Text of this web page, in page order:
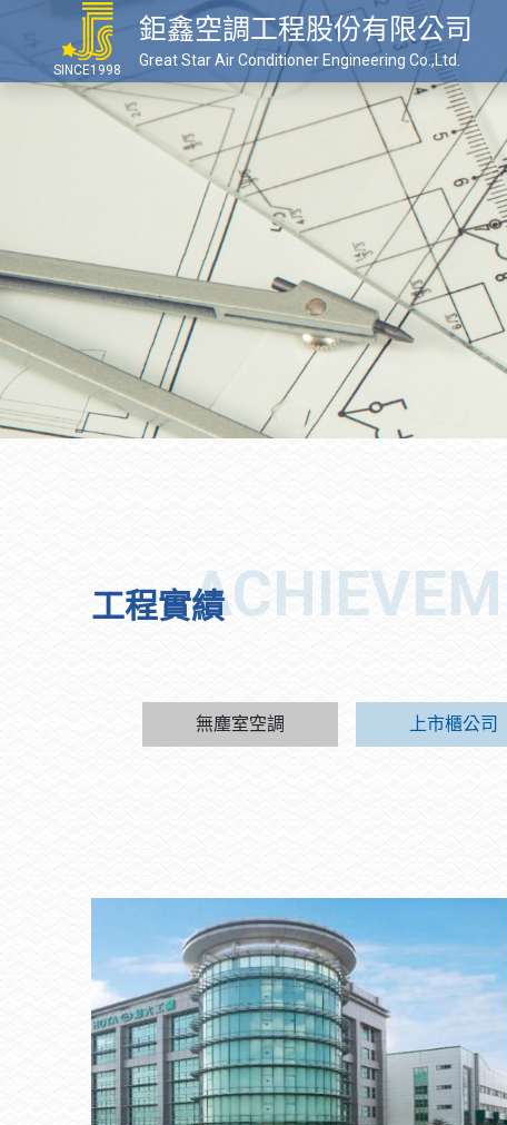
SINCE1998
鉅鑫空調工程股份有限公司
Great Star Air Conditioner Engineering Co.,Ltd.
工程實績
無塵室空調 上市櫃公司